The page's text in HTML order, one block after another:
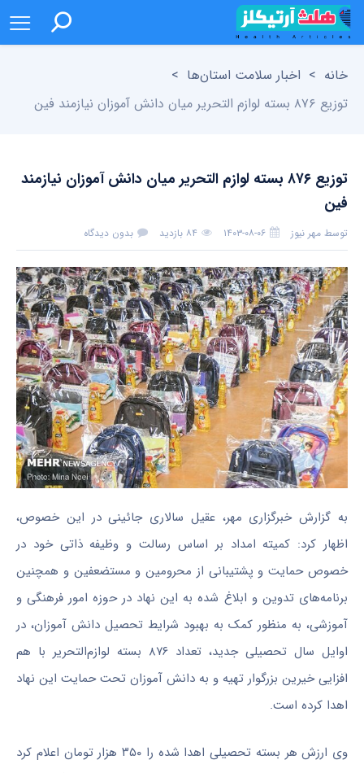
خانه > اخبار سلامت استان‌ها >
توزیع ۸۷۶ بسته لوازم التحریر میان دانش آموزان نیازمند فین
توزیع ۸۷۶ بسته لوازم التحریر میان دانش آموزان نیازمند
فین
توسط مهر نیوز ۱۴۰۳-۰۸-۰۶ ۸۴ بازدید بدون دیدگاه
به گزارش خبرگزاری مهر، عقیل سالاریجائینیدر این خصوص،
اظهار کرد: کمیته امداد بر اساس رسالت و وظیفه ذاتی خود در
خصوص حمایت و پشتیبانی از محرومین و مستضعفین و همچنین
برنامه‌های تدوین و ابلاغ شده به این نهاد در حوزه امور فرهنگی و
آموزشی، به منظور کمک به بهبود شرایط تحصیل دانش آموزان، در
اوایل سال تحصیلی جدید، تعداد ۸۷۶ بسته لوازم‌التحریر با هم
افزایی خیرین بزرگوار تهیه و به دانش آموزان تحت حمایت این نهاد
اهدا کرده است.
وی ارزش هر بسته تحصیلی اهدا شده را ۳۵۰ هزار تومان اعلام کرد